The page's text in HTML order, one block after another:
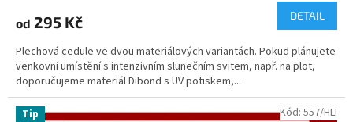
je
z
5
hvězdiček.
od 295 Kč DETAIL
Plechová cedule ve dvou materiálových variantách. Pokud plánujete
venkovní umístění s intenzivním slunečním svitem, např. na plot,
doporučujeme materiál Dibond s UV potiskem,...
Tip Kód: 557/HLI